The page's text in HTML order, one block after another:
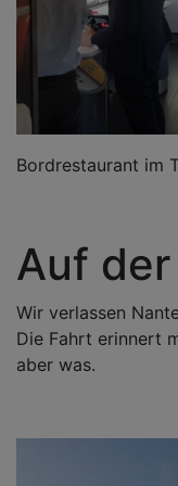
Bordrestaurant im
Auf
Wir verlassen
Die Fahrt erinnert
aber was.